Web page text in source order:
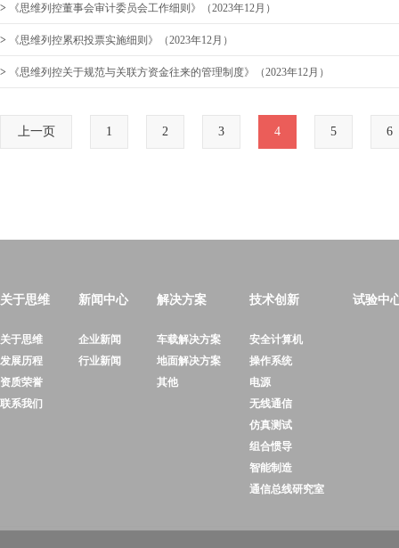
> 《思维列控董事会审计委员会工作细则》（2023年12月）
> 《思维列控累积投票实施细则》（2023年12月）
> 《思维列控关于规范与关联方资金往来的管理制度》（2023年12月）
上一页 1 2 3 4 5 6
关于思维
关于思维
发展历程
资质荣誉
联系我们
新闻中心
企业新闻
行业新闻
解决方案
车载解决方案
地面解决方案
其他
技术创新
安全计算机
操作系统
电源
无线通信
仿真测试
组合惯导
智能制造
通信总线研究室
试验中